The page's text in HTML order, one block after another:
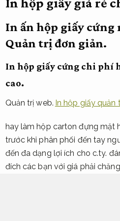
In hộp giấy giá rẻ
In ấn hộp giấy
Quản trị đơn giản.
In hộp giấy cứng chi phí
cao.
Quản trị web. In hộp giấy quản
hay làm hộp carton đựng mặt
trước khi phân phối đến tay
đến đa dạng lợi ích cho c.ty.
đích các bạn với giá phải